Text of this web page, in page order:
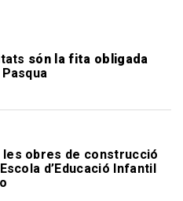
són la fita obligada
les obres de construcció
d’Educació Infantil